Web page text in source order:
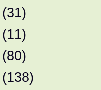
(31)
(11)
(80)
(138)